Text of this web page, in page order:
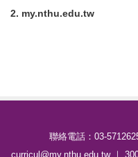
2. my.nthu.edu.tw
聯絡電話：03-
curricul@my.nthu.edu.tw ｜